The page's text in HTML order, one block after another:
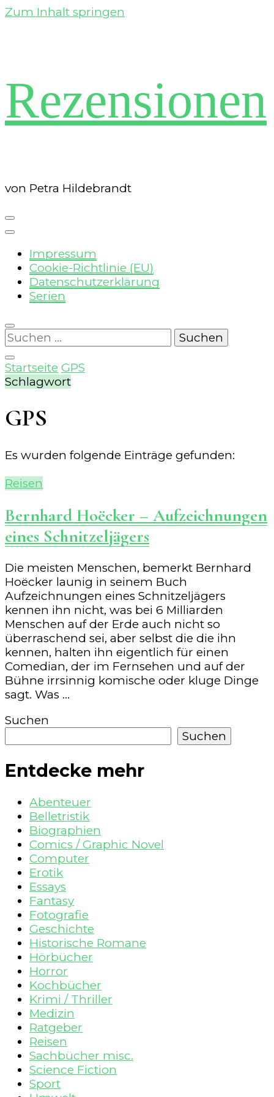
Zum Inhalt springen
Rezensionen
von Petra Hildebrandt
Impressum
Cookie-Richtlinie (EU)
Datenschutzerklärung
Serien
Suchen
nach:
Startseite GPS
Schlagwort
GPS
Es wurden folgende Einträge gefunden:
Reisen
Bernhard Hoëcker – Aufzeichnungen
eines Schnitzeljägers
Die meisten Menschen, bemerkt Bernhard
Hoëcker launig in seinem Buch
Aufzeichnungen eines Schnitzeljägers
kennen ihn nicht, was bei 6 Milliarden
Menschen auf der Erde auch nicht so
überraschend sei, aber selbst die die ihn
kennen, halten ihn eigentlich für einen
Comedian, der im Fernsehen und auf der
Bühne irrsinnig komische oder kluge Dinge
sagt. Was …
Suchen
Suchen
Entdecke mehr
Abenteuer
Belletristik
Biographien
Comics / Graphic Novel
Computer
Erotik
Essays
Fantasy
Fotografie
Geschichte
Historische Romane
Hörbücher
Horror
Kochbücher
Krimi / Thriller
Medizin
Ratgeber
Reisen
Sachbücher misc.
Science Fiction
Sport